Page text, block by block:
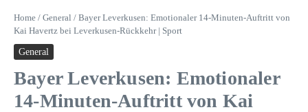
Home / General / Bayer Leverkusen: Emotionaler 14-Minuten-Auftritt von
Kai Havertz bei Leverkusen-Rückkehr | Sport
General
Bayer Leverkusen: Emotionaler
14-Minuten-Auftritt von Kai